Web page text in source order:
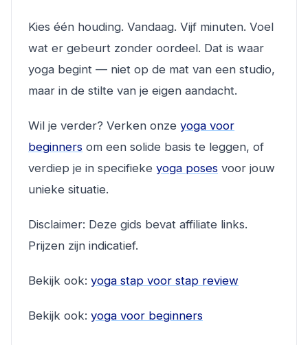
Kies één houding. Vandaag. Vijf minuten. Voel
wat er gebeurt zonder oordeel. Dat is waar
yoga begint — niet op de mat van een studio,
maar in de stilte van je eigen aandacht.
Wil je verder? Verken onze yoga voor
beginners om een solide basis te leggen, of
verdiep je in specifieke yoga poses voor jouw
unieke situatie.
Disclaimer: Deze gids bevat affiliate links.
Prijzen zijn indicatief.
Bekijk ook: yoga stap voor stap review
Bekijk ook: yoga voor beginners